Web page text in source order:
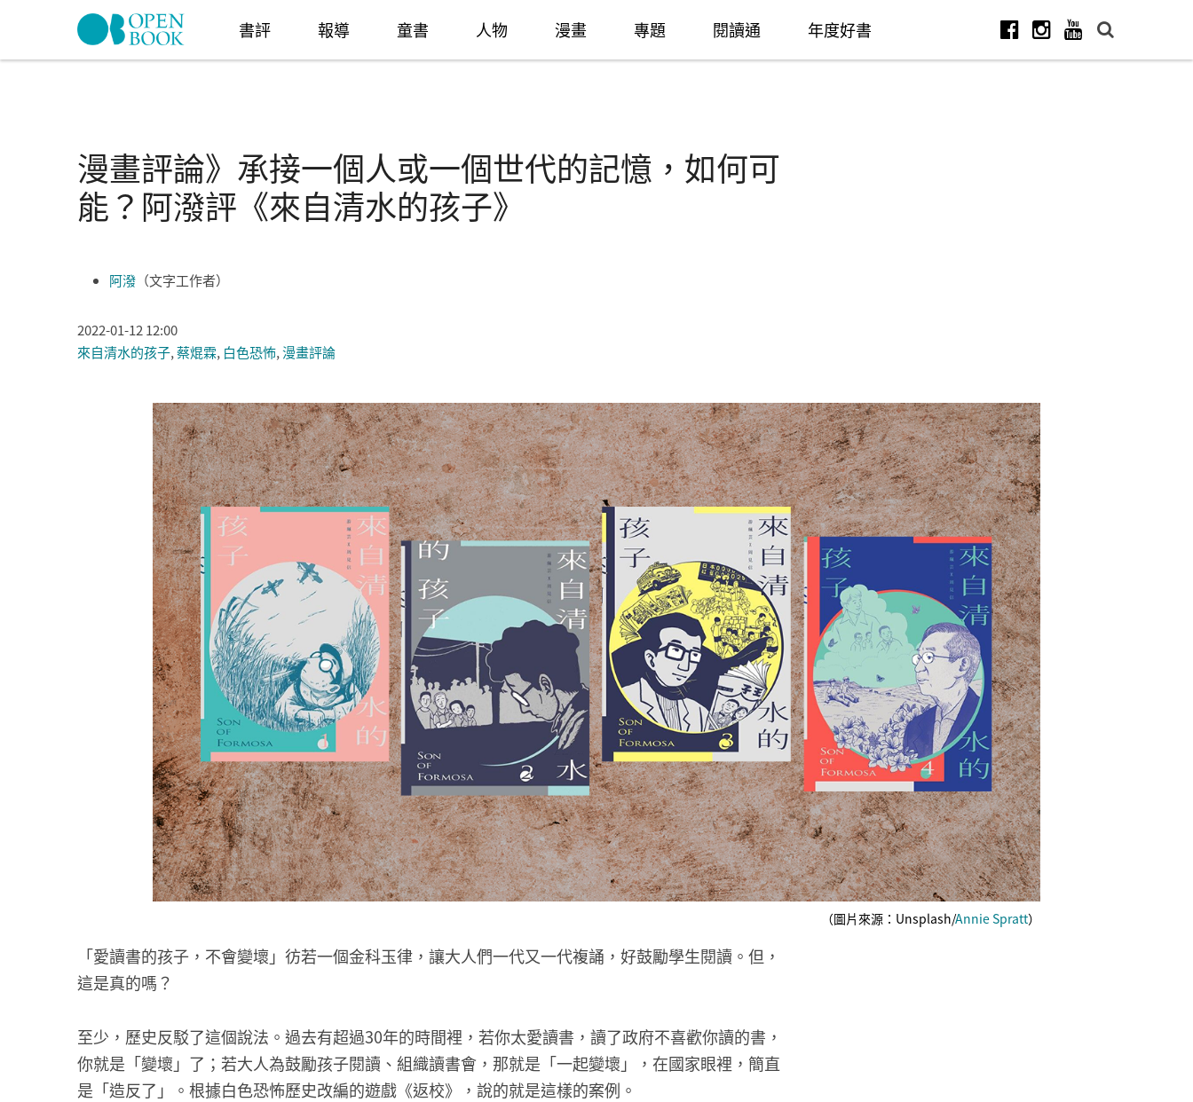
Skip to navigation
書評 報導 童書 人物 漫畫 專題 閱讀通 年度好書
漫畫評論》承接一個人或一個世代的記憶，如何可
能？阿潑評《來自清水的孩子》
阿潑 （文字工作者）
2022-01-12 12:00
來自清水的孩子,蔡焜霖, 白色恐怖,漫畫評論
（圖片來源：Unsplash/Annie Spratt）
「愛讀書的孩子，不會變壞」彷若一個金科玉律，讓大人們一代又一代複誦，好鼓勵學生閱讀。但，
這是真的嗎？
至少，歷史反駁了這個說法。過去有超過30年的時間裡，若你太愛讀書，讀了政府不喜歡你讀的書，
你就是「變壞」了；若大人為鼓勵孩子閱讀、組織讀書會，那就是「一起變壞」，在國家眼裡，簡直
是「造反了」。根據白色恐怖歷史改編的遊戲《返校》，說的就是這樣的案例。